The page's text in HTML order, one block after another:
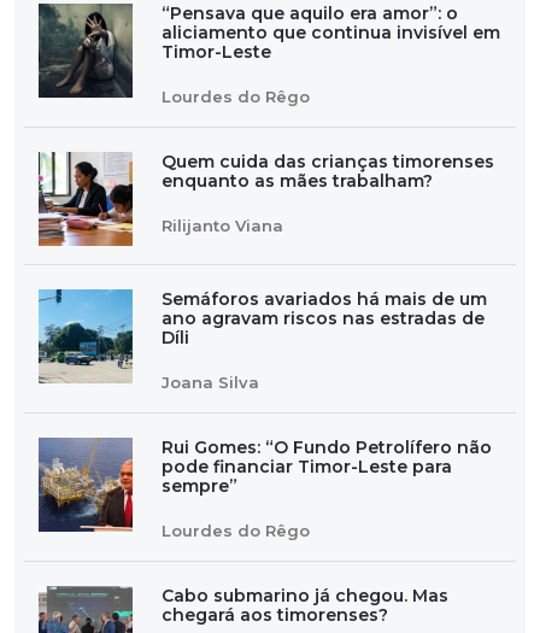
“Pensava que aquilo era amor”: o
aliciamento que continua invisível em
Timor-Leste
Lourdes do Rêgo
Quem cuida das crianças timorenses
enquanto as mães trabalham?
Rilijanto Viana
Semáforos avariados há mais de um
ano agravam riscos nas estradas de
Díli
Joana Silva
Rui Gomes: “O Fundo Petrolífero não
pode financiar Timor-Leste para
sempre”
Lourdes do Rêgo
Cabo submarino já chegou. Mas
chegará aos timorenses?